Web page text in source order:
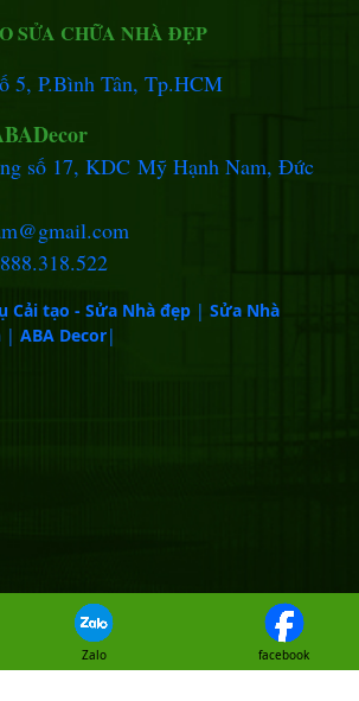
SỬA CHỮA NHÀ ĐẸP
5, P.Bình Tân, Tp.HCM
số 17, KDC Mỹ Hạnh Nam, Đức
Cải tạo - Sửa Nhà đẹp | Sửa Nhà
| ABA Decor|
ABA DESIGN. Designed byNasani
Zalo facebook